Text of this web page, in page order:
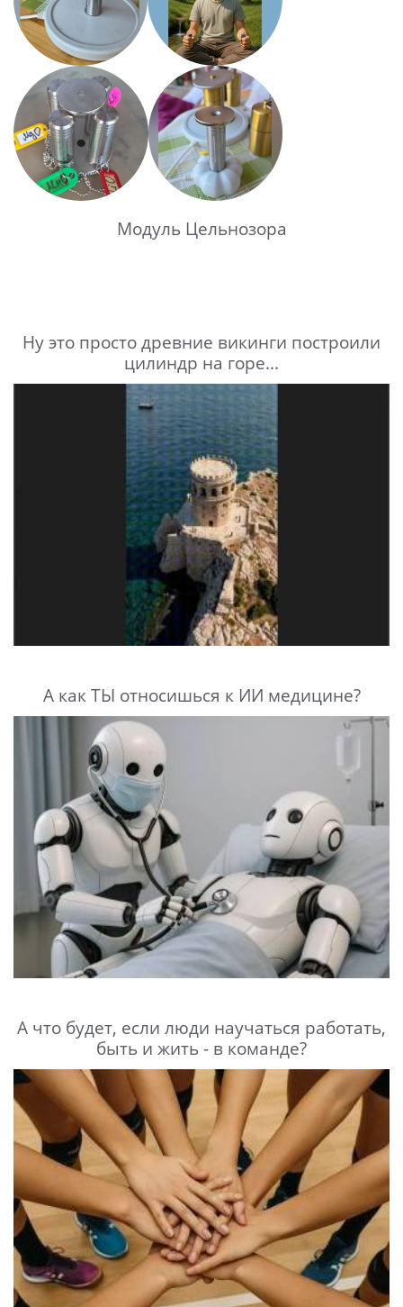
Модуль Цельнозора
Ну это просто древние викинги построили
цилиндр на горе...
А как ТЫ относишься к ИИ медицине?
А что будет, если люди научаться работать,
быть и жить - в команде?